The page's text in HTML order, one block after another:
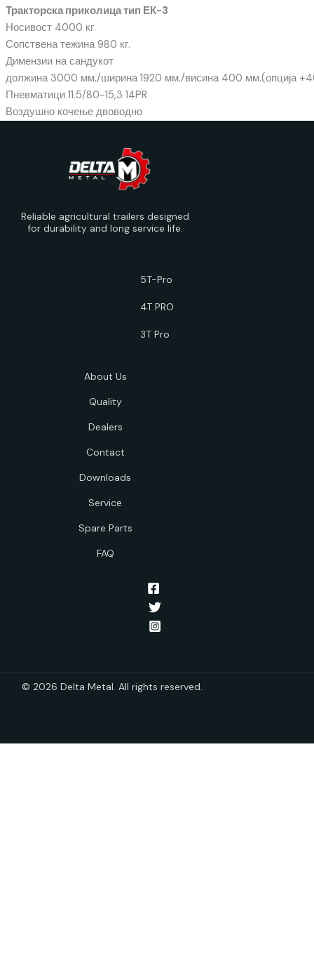
Тракторска приколица тип ЕК-3
Носивост 4000 кг.
Сопствена тежина 980 кг.
Димензии на сандукот
должина 3000 мм./ширина 1920 мм./висина 400 мм.(опција
Пневматици 11.5/80-15,3 14PR
Воздушно кочење двоводно
Reliable agricultural trailers designed
for durability and long service life.
5T-Pro
4T PRO
3T Pro
About Us
Quality
Dealers
Contact
Downloads
Service
Spare Parts
FAQ
© 2026 Delta Metal. All rights reserved.